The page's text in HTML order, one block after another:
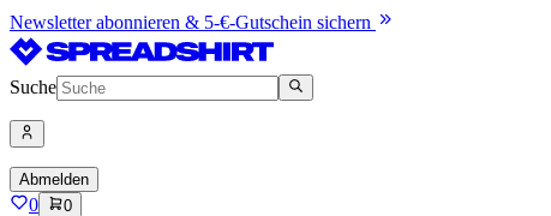
Newsletter abonnieren & 5-€-Gutschein sichern
Suche
Abmelden
0 0